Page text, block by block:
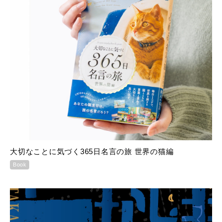
大切なことに気づく365日名言の旅 世界の猫編
Book